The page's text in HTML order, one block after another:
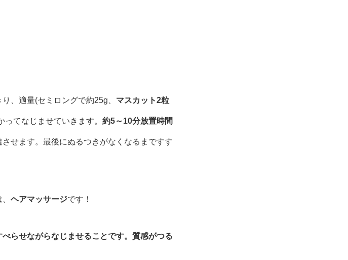
、適量(セミロングで約25g、 マスカット2粒
てなじませていきます。 約5～10分放置時間
させます。最後にぬるつきがなくなるまですす
ヘアマッサージです！
らせながらなじませることです。質感がつる